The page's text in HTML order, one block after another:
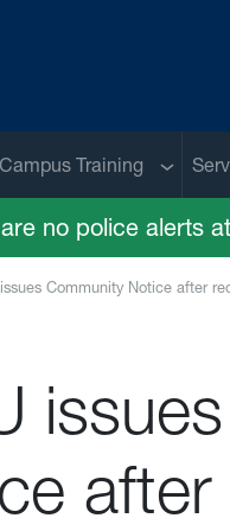
Campus Training Sub
no police alerts
Community Notice after